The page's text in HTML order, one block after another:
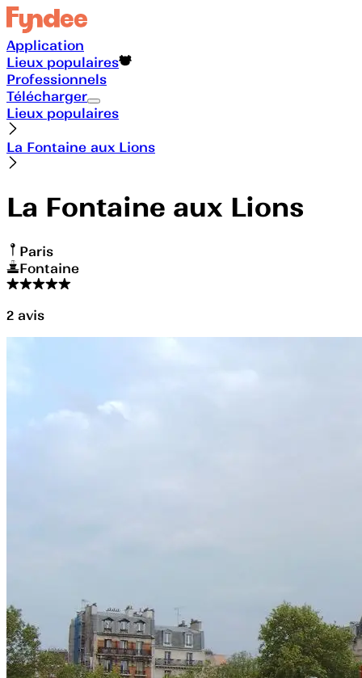
Application
Lieux populaires
Professionnels
Télécharger
Lieux populaires
La Fontaine aux Lions
La Fontaine aux Lions
Paris
Fontaine
2 avis